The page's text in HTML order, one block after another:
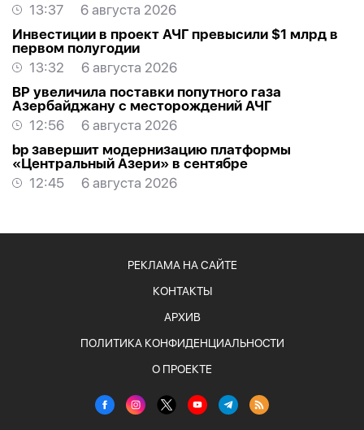
13:37
6 августа 2026
Инвестиции в проект АЧГ превысили $1 млрд в
первом полугодии
13:32
6 августа 2026
BP увеличила поставки попутного газа
Азербайджану с месторождений АЧГ
12:56
6 августа 2026
bp завершит модернизацию платформы
«Центральный Азери» в сентябре
12:45
6 августа 2026
РЕКЛАМА НА САЙТЕ
КОНТАКТЫ
АРХИВ
ПОЛИТИКА КОНФИДЕНЦИАЛЬНОСТИ
О ПРОЕКТЕ